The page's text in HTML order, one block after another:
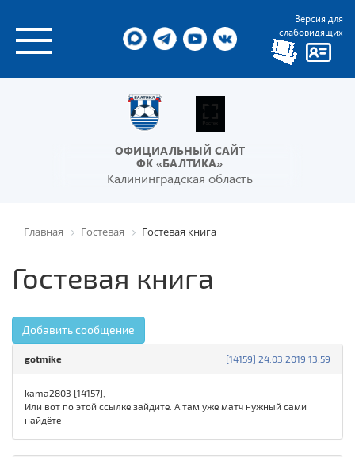
Версия для
слабовидящих
ОФИЦИАЛЬНЫЙ САЙТ
ФК «БАЛТИКА»
Калининградская область
Главная Гостевая Гостевая книга
Гостевая книга
Добавить сообщение
[14159] 24.03.2019 13:59
gotmike
kama2803 [14157],
Или вот по этой ссылке зайдите. А там уже матч нужный сами
найдёте